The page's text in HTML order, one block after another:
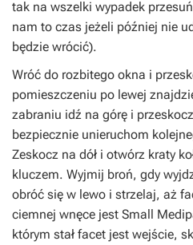
tak na wszelki wypadek
nam to czas jeżeli później nie
będzie wrócić).
Wróć do rozbitego okna i
pomieszczeniu po lewej
zabraniu idź na górę i
bezpiecznie unieruchom
Zeskocz na dół i otwórz kraty
kluczem. Wyjmij broń, gdy
obróć się w lewo i strzelaj, aż
ciemnej wnęce jest Small
którym stał facet jest wejście,